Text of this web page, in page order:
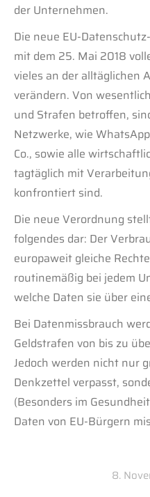
der Unternehmen.
Die neue EU-
mit dem 25. Mai 2018
vieles an der alltäglichen
verändern. Von
und Strafen betroffen,
Netzwerke, wie
Co., sowie alle
tagtäglich mit
konfrontiert sind.
Die neue Verordnung
folgendes dar: Der
europaweit gleiche
routinemäßig bei jedem
welche Daten sie über
Bei Datenmissbrauch
Geldstrafen von bis zu
Jedoch werden nicht nur
Denkzettel verpasst,
(Besonders im
Daten von EU-Bürgern
8.